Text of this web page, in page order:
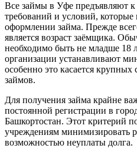
Все займы в Уфе предъявляют
требований и условий,
оформлении займа. Прежде
является возраст заёмщика.
необходимо быть не младше 18
организации устанавливают
особенно это касается
займов.
Для получения займа крайне
постоянной регистрации в
Башкортостан. Этот критерий
учреждениям минимизировать
возможностью неуплаты долга.